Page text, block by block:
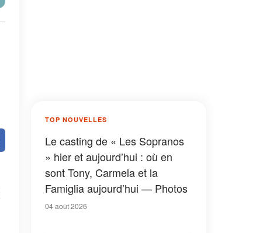
TOP NOUVELLES
Le casting de « Les Sopranos
» hier et aujourd’hui : où en
sont Tony, Carmela et la
Famiglia aujourd’hui — Photos
04 août 2026